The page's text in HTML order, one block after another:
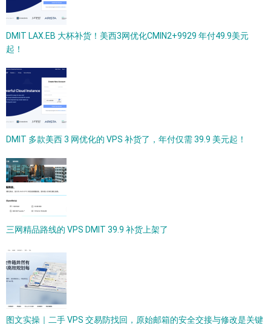
DMIT LAX.EB 大杯补货！美西3网优化CMIN2+9929 年付49.9美元
起！
DMIT 多款美西 3 网优化的 VPS 补货了，年付仅需 39.9 美元起！
三网精品路线的 VPS DMIT 39.9 补货上架了
图文实操｜二手 VPS 交易防找回，原始邮箱的安全交接与修改是关键